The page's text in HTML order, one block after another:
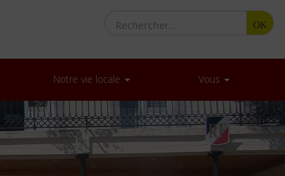
OK
Notre vie locale Vous